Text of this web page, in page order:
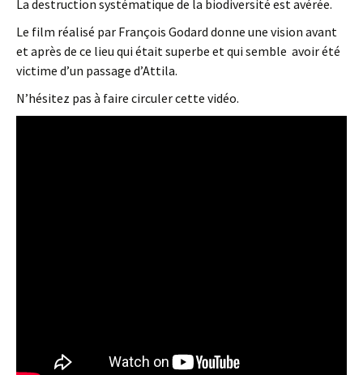
La destruction systématique de la biodiversité est avérée.
Le film réalisé par François Godard donne une vision avant
et après de ce lieu qui était superbe et qui semble avoir été
victime d’un passage d’Attila.
N’hésitez pas à faire circuler cette vidéo.